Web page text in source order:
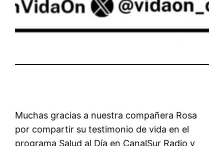
Muchas gracias a nuestra compañera Rosa
por compartir su testimonio de vida en el
programa Salud al Día en CanalSur Radio y